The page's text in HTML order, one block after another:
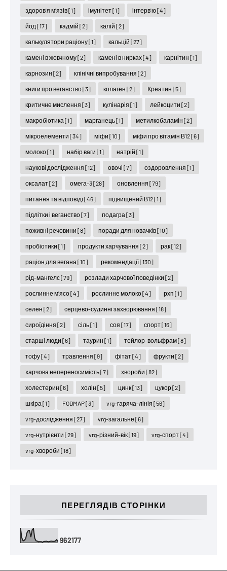
здоров'я м'язів[1] імунітет[1] інтерв'ю[4]
йод [17] кадмій [2] калій [2]
калькулятори раціону[1] кальцій [27]
камені в жовчному[2] камені в нирках[4] карнітин [1]
карнозин [2] клінічні випробування [2]
книги про веганство[3] колаген [2] Креатин [5]
критичне мислення [3] кулінарія [1] лейкоцити [2]
макробіотика [1] марганець[1] метилкобаламін [2]
мікроелементи [34] міфи [10] міфи про вітамін В12[6]
молоко[1] набір ваги [1] натрій [1]
наукові дослідження [12] овочі [7] оздоровлення [1]
оксалат[2] омега-3[28] оновлення [79]
питання та відповіді [46] підвищений В12[1]
підлітки і веганство[7] подагра [3]
поживні речовини [8] поради для новачків[10]
пробіотики [1] продукти харчування [2] рак[12]
раціон для вегана [10] рекомендації[130]
рід-мангелс[79] розлади харчової поведінки [2]
рослинне м'ясо[4] рослинне молоко[4] рхп [1]
селен [2] серцево-судинні захворювання [18]
сироїдіння [2] сіль[1] соя [17] спорт[16]
старші люди [6] таурин [1] тейлор-вольфрам[8]
тофу[4] травлення [9] фітат[4] фрукти [2]
харчова непереносимість[7] хвороби [82]
холестерин [6] холін [5] цинк[13] цукор[2]
шкіра [1] FODMAP[3] vrg-гаряча-лінія [56]
vrg-дослідження [27] vrg-загальне [6]
vrg-нутрієнти [29] vrg-різний-вік[19] vrg-спорт[4]
vrg-хвороби [18]
ПЕРЕГЛЯДІВ СТОРІНКИ
962177